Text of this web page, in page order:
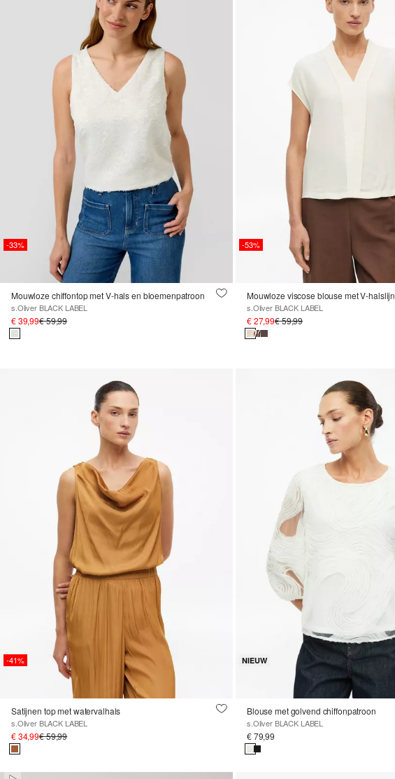
-33%
Mouwloze chiffontop met V-hals en bloemenpatroon
s.Oliver BLACK LABEL
€ 39,99€ 59,99
-53%
Mouwloze viscose blouse met V-halslijn
s.Oliver BLACK LABEL
€ 27,99€ 59,99
-41%
Satijnen top met watervalhals
s.Oliver BLACK LABEL
€ 34,99€ 59,99
NIEUW
Blouse met golvend chiffonpatroon
s.Oliver BLACK LABEL
€ 79,99